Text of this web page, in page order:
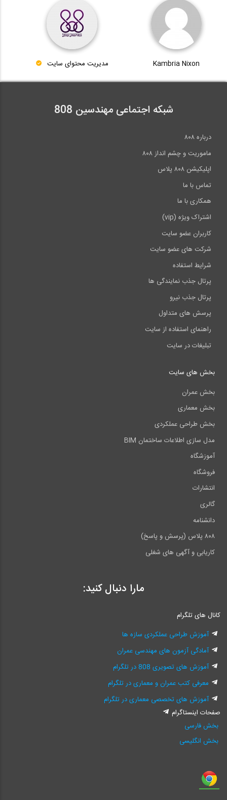
Kambria Nixon مدیریت محتوای سایت
شبکه اجتماعی مهندسین 808
درباره ۸۰۸
ماموریت و چشم انداز ۸۰۸
اپلیکیشن ۸۰۸ پلاس
تماس با ما
همکاری با ما
اشتراک ویژه (vip)
کاربران عضو سایت
شرکت های عضو سایت
شرایط استفاده
پرتال جذب نمایندگی ها
پرتال جذب نیرو
پرسش های متداول
راهنمای استفاده از سایت
تبلیغات در سایت
بخش های سایت
بخش عمران
بخش معماری
بخش طراحی عملکردی
مدل سازی اطلاعات ساختمان BIM
آموزشگاه
فروشگاه
انتشارات
گالری
دانشنامه
۸۰۸ پلاس (پرسش و پاسخ)
کاریابی و آگهی های شغلی
مارا دنبال کنید:
کانال های تلگرام
آموزش طراحی عملکردی سازه ها
آمادگی آزمون های مهندسی عمران
آموزش های تصویری 808 در تلگرام
معرفی کتب عمران و معماری در تلگرام
آموزش های تخصصی معماری در تلگرام
صفحات اینستاگرام
بخش فارسی
بخش انگلیسی